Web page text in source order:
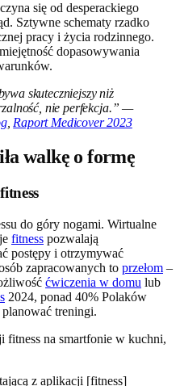
się od desperackiego
Sztywne schematy rzadko
pracy i życia rodzinnego.
dopasowywania
skuteczniejszy niż
nie perfekcja.” —
, Raport Medicover 2023
walkę o formę
do góry nogami. Wirtualne
fitness pozwalają
postępy i otrzymywać
zapracowanych to przełom –
ćwiczenia w domu lub
2024, ponad 40% Polaków
treningi.
z aplikacji [fitness]